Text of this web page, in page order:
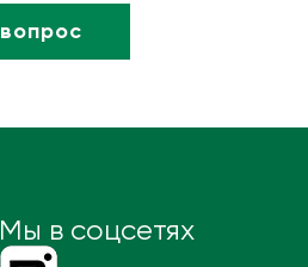
Мы в соцсетях